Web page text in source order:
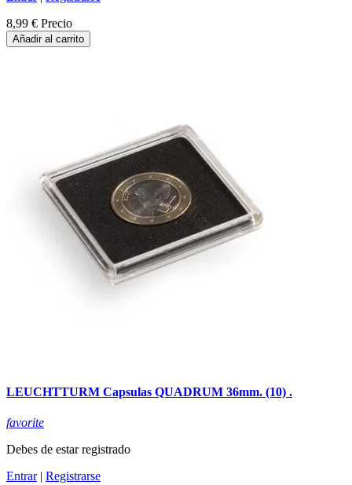
8,99 € Precio
Añadir al carrito
LEUCHTTURM Capsulas QUADRUM 36mm. (10) .
favorite
Debes de estar registrado
Entrar| Registrarse